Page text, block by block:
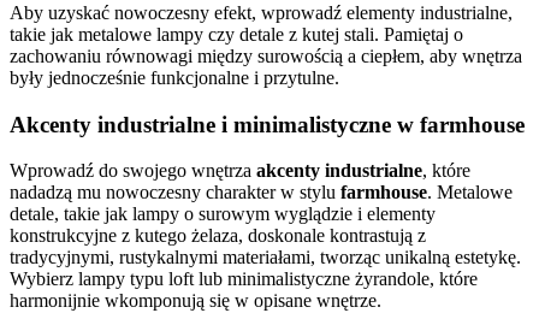
Aby uzyskać nowoczesny efekt, wprowadź elementy industrialne,
takie jak metalowe lampy czy detale z kutej stali. Pamiętaj o
zachowaniu równowagi między surowością a ciepłem, aby wnętrza
były jednocześnie funkcjonalne i przytulne.
Akcenty industrialne i minimalistyczne w farmhouse
Wprowadź do swojego wnętrza akcenty industrialne, które
nadadzą mu nowoczesny charakter w stylu farmhouse. Metalowe
detale, takie jak lampy o surowym wyglądzie i elementy
konstrukcyjne z kutego żelaza, doskonale kontrastują z
tradycyjnymi, rustykalnymi materiałami, tworząc unikalną estetykę.
Wybierz lampy typu loft lub minimalistyczne żyrandole, które
harmonijnie wkomponują się w opisane wnętrze.